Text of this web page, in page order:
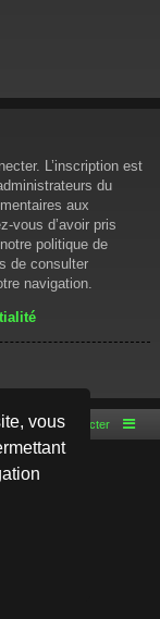
vous
L’inscription est
du
aux
vous d’avoir pris
politique de
de consulter
navigation.
Nous contacter
Limited